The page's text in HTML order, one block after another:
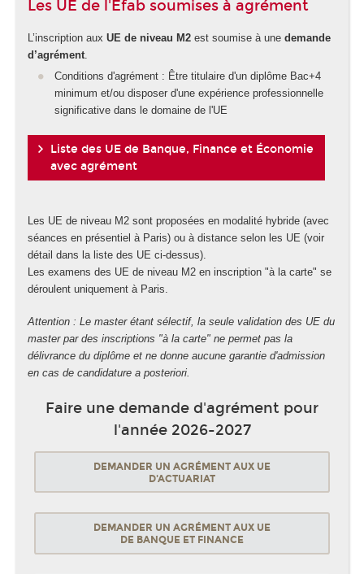
Les UE de l'Efab soumises à agrément
L’inscription aux UE de niveau M2 est soumise à une demande
d’agrément
Conditions d'agrément : Être titulaire d'un diplôme Bac+4
minimum et/ou disposer d'une expérience professionnelle
significative dans le domaine de l'UE
Liste des UE de Banque, Finance et Économie
avec agrément
Les UE de niveau M2 sont proposées en modalité hybride (avec
séances en présentiel à Paris) ou à distance selon les UE (voir
détail dans la liste des UE ci-dessus).
Les examens des UE de niveau M2 en inscription "à la carte" se
déroulent uniquement à Paris.
Attention : Le master étant sélectif, la seule validation des UE du
master par des inscriptions "à la carte" ne permet pas la
délivrance du diplôme et ne donne aucune garantie d'admission
en cas de candidature a posteriori.
Faire une demande d'agrément pour
l'année 2026-2027
DEMANDER UN AGRÉMENT AUX UE
D'ACTUARIAT
DEMANDER UN AGRÉMENT AUX UE
DE BANQUE ET FINANCE